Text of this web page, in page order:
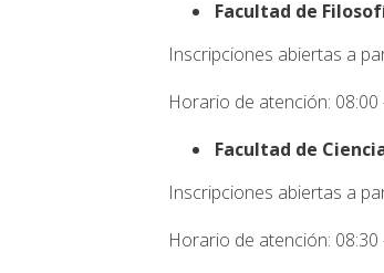
Facultad de
Inscripciones abiertas a
Horario de atención: 08:00
Facultad de
Inscripciones abiertas a
Horario de atención: 08:30